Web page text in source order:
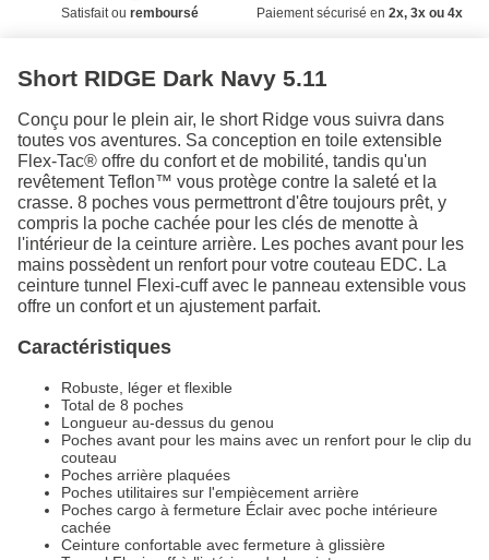
Satisfait ou remboursé Paiement sécurisé en 2x, 3x ou 4x
Short RIDGE Dark Navy 5.11
Conçu pour le plein air, le short Ridge vous suivra dans
toutes vos aventures. Sa conception en toile extensible
Flex-Tac® offre du confort et de mobilité, tandis qu'un
revêtement Teflon™ vous protège contre la saleté et la
crasse. 8 poches vous permettront d'être toujours prêt, y
compris la poche cachée pour les clés de menotte à
l'intérieur de la ceinture arrière. Les poches avant pour les
mains possèdent un renfort pour votre couteau EDC. La
ceinture tunnel Flexi-cuff avec le panneau extensible vous
offre un confort et un ajustement parfait.
Caractéristiques
Robuste, léger et flexible
Total de 8 poches
Longueur au-dessus du genou
Poches avant pour les mains avec un renfort pour le clip du
couteau
Poches arrière plaquées
Poches utilitaires sur l'empiècement arrière
Poches cargo à fermeture Éclair avec poche intérieure
cachée
Ceinture confortable avec fermeture à glissière